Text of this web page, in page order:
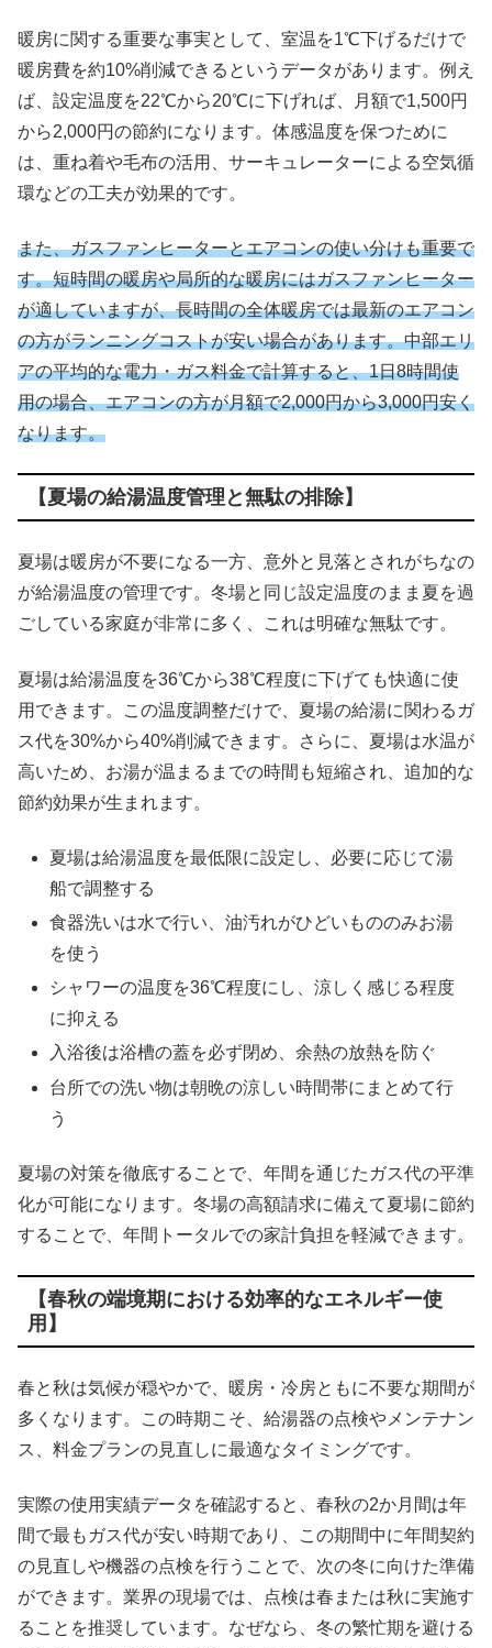
暖房に関する重要な事実として、室温を1℃下げるだけで
暖房費を約10%削減できるというデータがあります。例え
ば、設定温度を22℃から20℃に下げれば、月額で1,500円
から2,000円の節約になります。体感温度を保つために
は、重ね着や毛布の活用、サーキュレーターによる空気循
環などの工夫が効果的です。
また、ガスファンヒーターとエアコンの使い分けも重要で
す。短時間の暖房や局所的な暖房にはガスファンヒーター
が適していますが、長時間の全体暖房では最新のエアコン
の方がランニングコストが安い場合があります。中部エリ
アの平均的な電力・ガス料金で計算すると、1日8時間使
用の場合、エアコンの方が月額で2,000円から3,000円安く
なります。
【夏場の給湯温度管理と無駄の排除】
夏場は暖房が不要になる一方、意外と見落とされがちなの
が給湯温度の管理です。冬場と同じ設定温度のまま夏を過
ごしている家庭が非常に多く、これは明確な無駄です。
夏場は給湯温度を36℃から38℃程度に下げても快適に使
用できます。この温度調整だけで、夏場の給湯に関わるガ
ス代を30%から40%削減できます。さらに、夏場は水温が
高いため、お湯が温まるまでの時間も短縮され、追加的な
節約効果が生まれます。
夏場は給湯温度を最低限に設定し、必要に応じて湯
船で調整する
食器洗いは水で行い、油汚れがひどいもののみお湯
を使う
シャワーの温度を36℃程度にし、涼しく感じる程度
に抑える
入浴後は浴槽の蓋を必ず閉め、余熱の放熱を防ぐ
台所での洗い物は朝晩の涼しい時間帯にまとめて行
う
夏場の対策を徹底することで、年間を通じたガス代の平準
化が可能になります。冬場の高額請求に備えて夏場に節約
することで、年間トータルでの家計負担を軽減できます。
【春秋の端境期における効率的なエネルギー使
用】
春と秋は気候が穏やかで、暖房・冷房ともに不要な期間が
多くなります。この時期こそ、給湯器の点検やメンテナン
ス、料金プランの見直しに最適なタイミングです。
実際の使用実績データを確認すると、春秋の2か月間は年
間で最もガス代が安い時期であり、この期間中に年間契約
の見直しや機器の点検を行うことで、次の冬に向けた準備
ができます。業界の現場では、点検は春または秋に実施す
ることを推奨しています。なぜなら、冬の繁忙期を避ける